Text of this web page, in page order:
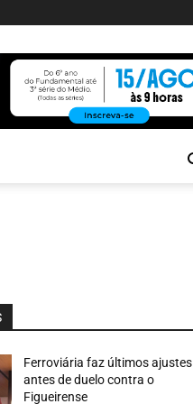
Ferroviária faz últimos ajustes
antes de duelo contra o
Figueirense